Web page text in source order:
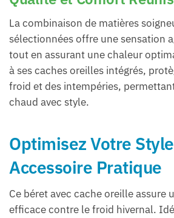
La combinaison de matières
sélectionnées offre une sensation
tout en assurant une chaleur
à ses caches oreilles intégrés,
froid et des intempéries,
chaud avec style.
Optimisez Votre
Accessoire Pratique
Ce béret avec cache oreille assure
efficace contre le froid hivernal.